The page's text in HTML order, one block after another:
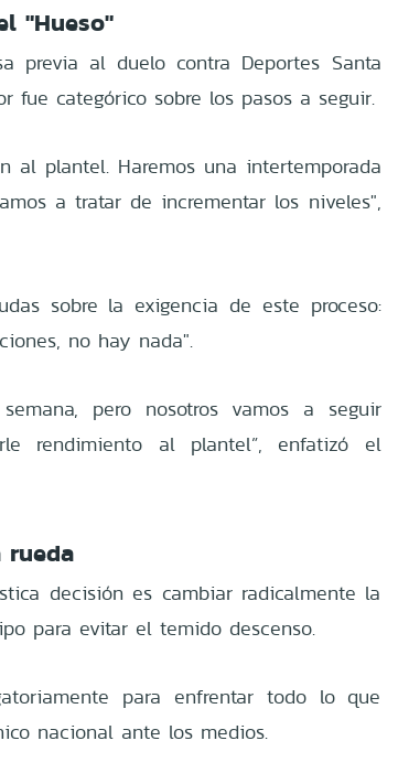
"Hueso"
previa al duelo contra Deportes Santa
fue categórico sobre los pasos a seguir.
plantel. Haremos una intertemporada
a tratar de incrementar los niveles",
sobre la exigencia de este proceso:
no hay nada".
pero nosotros vamos a seguir
rendimiento al plantel”, enfatizó el
rueda
decisión es cambiar radicalmente la
para evitar el temido descenso.
para enfrentar todo lo que
nacional ante los medios.